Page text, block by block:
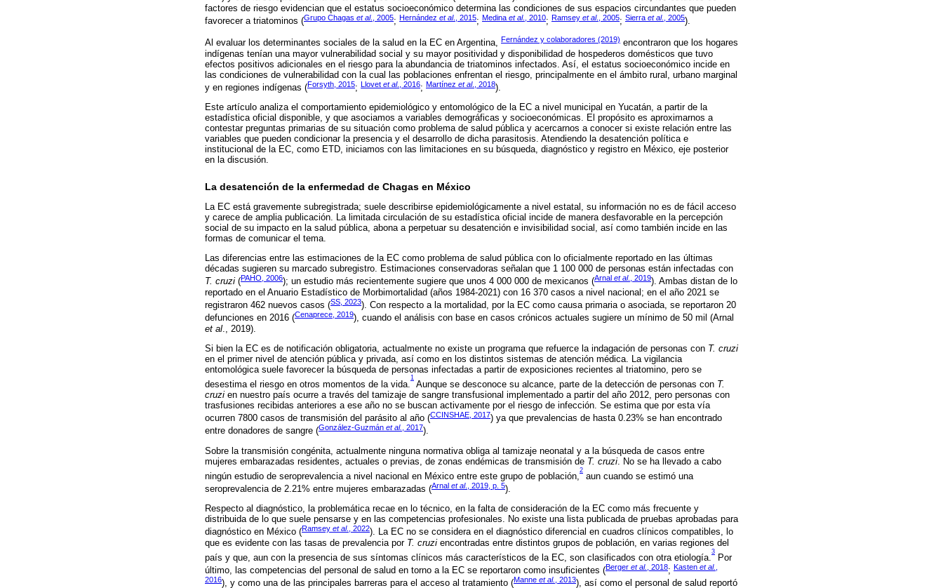
factores de riesgo evidencian que el estatus socioeconómico determina las condiciones de sus espacios circundantes que pueden
favorecer a triatominos (Grupo Chagas et al., 2005; Hernández et al., 2015; Medina et al., 2010; Ramsey et al., 2005; Sierra et al., 2005).
Al evaluar los determinantes sociales de la salud en la EC en Argentina, Fernández y colaboradores (2019) encontraron que los hogares
indígenas tenían una mayor vulnerabilidad social y su mayor positividad y disponibilidad de hospederos domésticos que tuvo
efectos positivos adicionales en el riesgo para la abundancia de triatominos infectados. Así, el estatus socioeconómico incide en
las condiciones de vulnerabilidad con la cual las poblaciones enfrentan el riesgo, principalmente en el ámbito rural, urbano marginal
y en regiones indígenas (Forsyth, 2015; Llovet et al., 2016; Martínez et al., 2018).
Este artículo analiza el comportamiento epidemiológico y entomológico de la EC a nivel municipal en Yucatán, a partir de la
estadística oficial disponible, y que asociamos a variables demográficas y socioeconómicas. El propósito es aproximarnos a
contestar preguntas primarias de su situación como problema de salud pública y acercarnos a conocer si existe relación entre las
variables que pueden condicionar la presencia y el desarrollo de dicha parasitosis. Atendiendo la desatención política e
institucional de la EC, como ETD, iniciamos con las limitaciones en su búsqueda, diagnóstico y registro en México, eje posterior
en la discusión.
La desatención de la enfermedad de Chagas en México
La EC está gravemente subregistrada; suele describirse epidemiológicamente a nivel estatal, su información no es de fácil acceso
y carece de amplia publicación. La limitada circulación de su estadística oficial incide de manera desfavorable en la percepción
social de su impacto en la salud pública, abona a perpetuar su desatención e invisibilidad social, así como también incide en las
formas de comunicar el tema.
Las diferencias entre las estimaciones de la EC como problema de salud pública con lo oficialmente reportado en las últimas
décadas sugieren su marcado subregistro. Estimaciones conservadoras señalan que 1 100 000 de personas están infectadas con
T. cruzi (PAHO, 2006); un estudio más recientemente sugiere que unos 4 000 000 de mexicanos (Arnal et al., 2019). Ambas distan de lo
reportado en el Anuario Estadístico de Morbimortalidad (años 1984-2021) con 16 370 casos a nivel nacional; en el año 2021 se
registraron 462 nuevos casos (SS, 2023). Con respecto a la mortalidad, por la EC como causa primaria o asociada, se reportaron 20
defunciones en 2016 (Cenaprece, 2019), cuando el análisis con base en casos crónicos actuales sugiere un mínimo de 50 mil (Arnal
et al ., 2019).
Si bien la EC es de notificación obligatoria, actualmente no existe un programa que refuerce la indagación de personas con T. cruzi
en el primer nivel de atención pública y privada, así como en los distintos sistemas de atención médica. La vigilancia
entomológica suele favorecer la búsqueda de personas infectadas a partir de exposiciones recientes al triatomino, pero se
desestima el riesgo en otros momentos de la vida.
1
Aunque se desconoce su alcance, parte de la detección de personas con T.
cruzi en nuestro país ocurre a través del tamizaje de sangre transfusional implementado a partir del año 2012, pero personas con
trasfusiones recibidas anteriores a ese año no se buscan activamente por el riesgo de infección. Se estima que por esta vía
ocurren 7800 casos de transmisión del parásito al año (CCINSHAE, 2017) ya que prevalencias de hasta 0.23% se han encontrado
entre donadores de sangre (González-Guzmán et al. , 2017).
Sobre la transmisión congénita, actualmente ninguna normativa obliga al tamizaje neonatal y a la búsqueda de casos entre
mujeres embarazadas residentes, actuales o previas, de zonas endémicas de transmisión de T. cruzi . No se ha llevado a cabo
ningún estudio de seroprevalencia a nivel nacional en México entre este grupo de población,
2
aun cuando se estimó una
seroprevalencia de 2.21% entre mujeres embarazadas (Arnal et al., 2019, p. 5).
Respecto al diagnóstico, la problemática recae en lo técnico, en la falta de consideración de la EC como más frecuente y
distribuida de lo que suele pensarse y en las competencias profesionales. No existe una lista publicada de pruebas aprobadas para
diagnóstico en México (Ramsey et al., 2022). La EC no se considera en el diagnóstico diferencial en cuadros clínicos compatibles, lo
que es evidente con las tasas de prevalencia por T. cruzi encontradas entre distintos grupos de población, en varias regiones del
país y que, aun con la presencia de sus síntomas clínicos más característicos de la EC, son clasificados con otra etiología.
3
Por
último, las competencias del personal de salud en torno a la EC se reportaron como insuficientes (Berger et al. , 2018; Kasten et al.
2016), y como una de las principales barreras para el acceso al tratamiento (Manne et al. , 2013), así como el personal de salud reportó